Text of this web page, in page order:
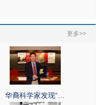
更多>>
华裔科学家发现“…